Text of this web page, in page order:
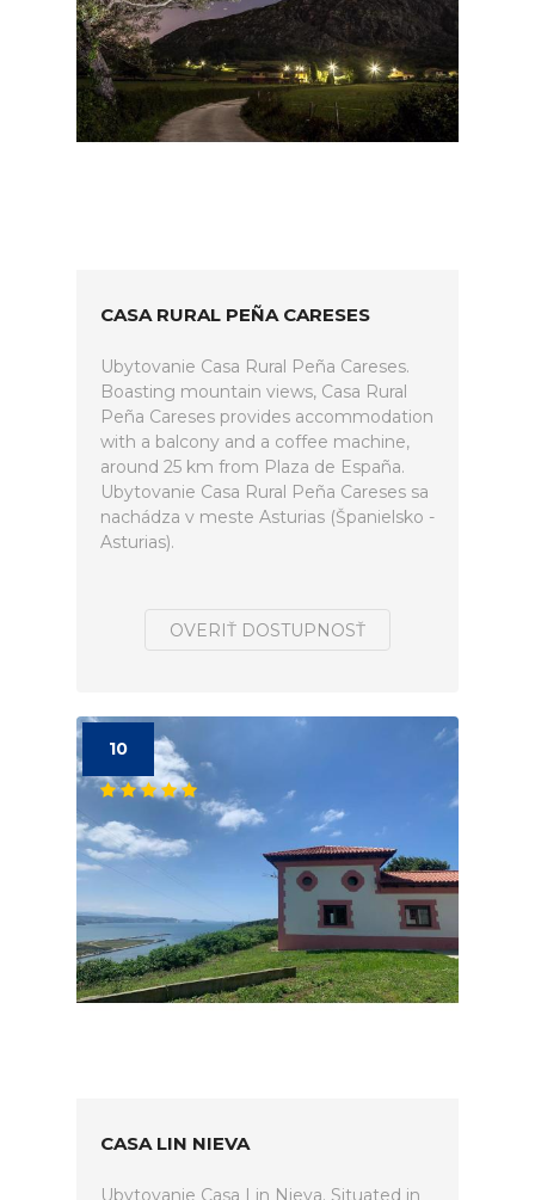
CASA RURAL PEÑA CARESES
Ubytovanie Casa Rural Peña Careses.
Boasting mountain views, Casa Rural
Peña Careses provides accommodation
with a balcony and a coffee machine,
around 25 km from Plaza de España.
Ubytovanie Casa Rural Peña Careses sa
nachádza v meste Asturias (Španielsko -
Asturias).
OVERIŤ DOSTUPNOSŤ
10
CASA LIN NIEVA
Ubytovanie Casa Lin Nieva. Situated in